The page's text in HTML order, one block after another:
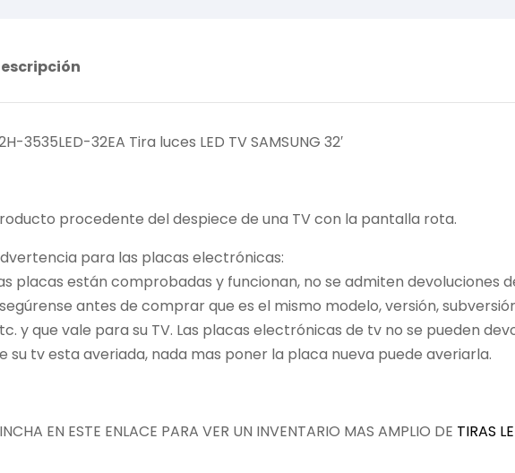
3535LED-32EA Tira luces LED TV SAMSUNG 32′
procedente del despiece de una TV con la pantalla rota.
para las placas electrónicas:
placas están comprobadas y funcionan, no se admiten devoluciones
antes de comprar que es el mismo modelo, versión,
y que vale para su TV. Las placas electrónicas de tv no se pueden
su tv esta averiada, nada mas poner la placa nueva puede averiarla.
EN ESTE ENLACE PARA VER UN INVENTARIO MAS AMPLIO DE TIRAS